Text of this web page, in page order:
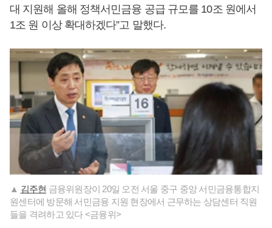
대 지원해 올해 정책서민금융 공급 규모를 10조 원에서
1조 원 이상 확대하겠다”고 말했다.
▲ 김주현 금융위원장이 20일 오전 서울 중구 중앙 서민금융통합지
원센터에 방문해 서민금융 지원 현장에서 근무하는 상담센터 직원
들을 격려하고 있다 <금융위>